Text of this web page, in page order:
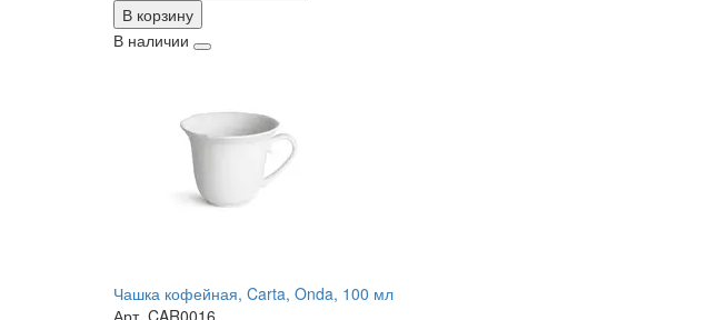
В корзину
В наличии
Чашка кофейная, Carta, Onda, 100 мл